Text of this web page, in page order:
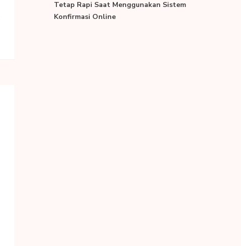
Tetap Rapi Saat Menggunakan Sistem
Konfirmasi Online